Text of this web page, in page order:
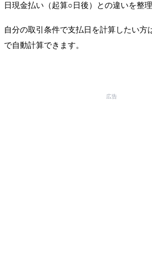
日現金払い（起算○日後）との違いを整理
自分の取引条件で支払日を計算したい方
で自動計算できます。
広告